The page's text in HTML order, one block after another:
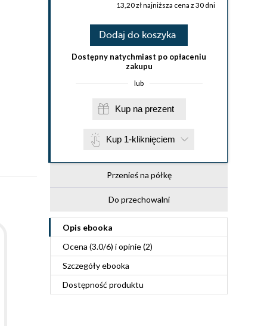
13,20 zł najniższa cena z 30 dni
Dodaj do koszyka
Dostępny natychmiast po opłaceniu
zakupu
lub
Kup na prezent
Kup 1-kliknięciem
Przenieś na półkę
Do przechowalni
Opis ebooka
Ocena (3.0/6) i opinie (2)
Szczegółyebooka
Dostępność produktu